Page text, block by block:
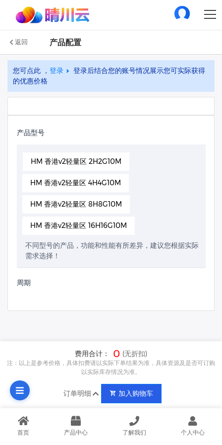
返回 产品配置
您可点此 ， 登录
登录后结合您的账号情况展示您可实际获得
的优惠价格
产品型号
HM 香港v2轻量区 2H2G10M
HM 香港v2轻量区 4H4G10M
HM 香港v2轻量区 8H8G10M
HM 香港v2轻量区 16H16G10M
不同型号的产品，功能和性能有所差异，建议您根据实际
需求选择！
周期
费用合计： 0 (无折扣)
注：以上是参考价格，具体扣费请以实际下单结果为准，具体资源及是否可订购
以实际库存情况为准。
订单明细 加入购物车
首页 产品中心 了解我们 个人中心